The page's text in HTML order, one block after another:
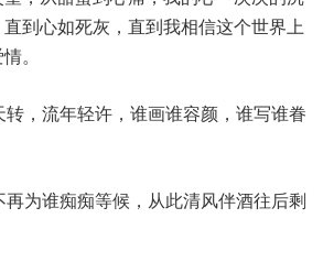
到心如死灰，直到我相信这个世界上
。
，流年轻许，谁画谁容颜，谁写谁眷
为谁痴痴等候，从此清风伴酒往后剩